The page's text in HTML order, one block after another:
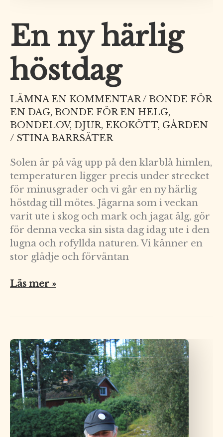
En ny härlig
höstdag
LÄMNA EN KOMMENTAR/ BONDE FÖR
EN DAG, BONDE FÖR EN HELG,
BONDELOV, DJUR, EKOKÖTT, GÅRDEN
/ STINA BARRSÄTER
Solen är på väg upp på den klarblå himlen,
temperaturen ligger precis under strecket
för minusgrader och vi går en ny härlig
höstdag till mötes. Jägarna som i veckan
varit ute i skog och mark och jagat älg, gör
för denna vecka sin sista dag idag ute i den
lugna och rofyllda naturen. Vi känner en
stor glädje och förväntan
Läs mer »
Välkomna
att
prova
på
Bondeliv!